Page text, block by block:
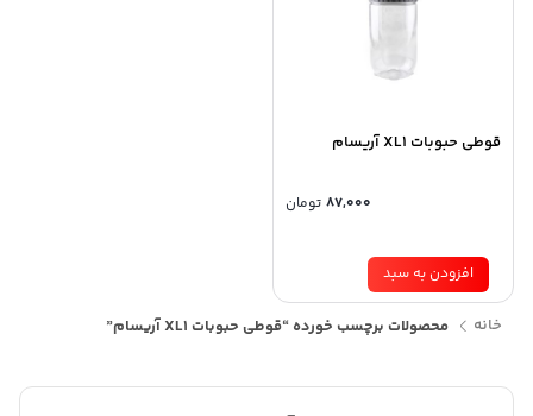
قوطی حبوبات XL1 آریسام
تومان
افزودن به سبد
خانه محصولات برچسب خورده “قوطی حبوبات XL1 آریسام”